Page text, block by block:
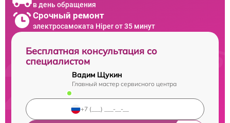
в день обращения
Срочный ремонт
электросамоката Hiper от 35 минут
Бесплатная консультация со
специалистом
Вадим Щукин
Главный мастер сервисного центра